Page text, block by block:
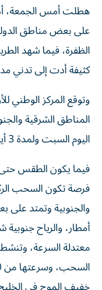
هطلت أمس الجمعة،
على بعض مناطق
الظفرة، فيما شهد
كثيفة أدت إلى تدني
وتوقع المركز الوطني
المناطق الشرقية
اليوم السبت ولمدة 3 أيام.
فيما يكون الطقس حتى
فرصة تكون السحب
والجنوبية وتمتد
أمطار، والرياح
معتدلة السرعة، وتنشط